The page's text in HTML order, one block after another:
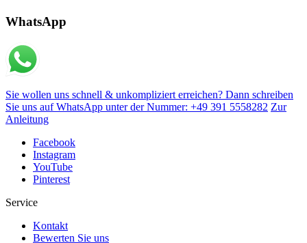
WhatsApp
Sie wollen uns schnell & unkompliziert erreichen? Dann schreiben
Sie uns auf WhatsApp unter der Nummer: +49 391 5558282 Zur
Anleitung
Facebook
Instagram
YouTube
Pinterest
Service
Kontakt
Bewerten Sie uns